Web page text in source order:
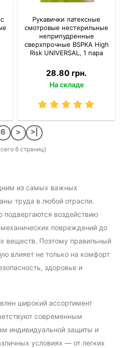
Рукавички латексные
смотровые нестерильные
неприпудренные
сверхпрочные BSPKA Hіgh
Risk UNIVERSAL, 1 пара
28.80 грн.
На складе
6 > >|
6 страниц)
из самых важных
труда в любой отрасли.
воздействию
повреждений до
веществ. Поэтому правильный
влияет не только на комфорт
здоровье и
широкий ассортимент
современным
индивидуальной защиты и
условиях — от легких